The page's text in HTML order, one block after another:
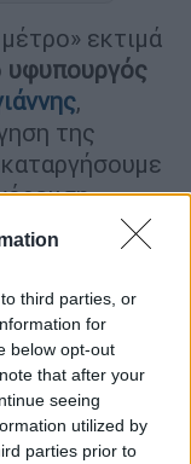
third parties, or
for
below opt-out
that after your
seeing
utilized by
parties prior to
εκτιµά
υφυπουργός
,
της
ηγεσίας του
έχουν
και